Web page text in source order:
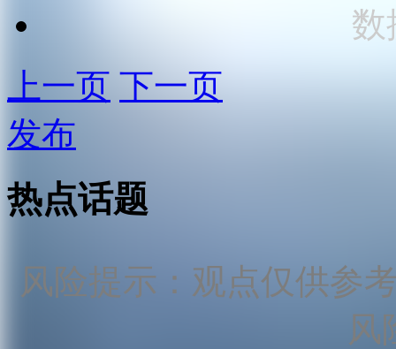
数
上一页 下一页
发布
热点话题
风险提示：观点仅供参
风